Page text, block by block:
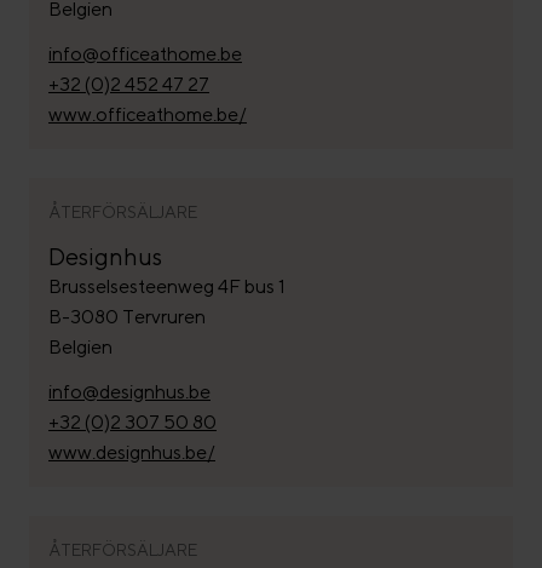
Belgien
info@officeathome.be
+32 (0)2 452 47 27
www.officeathome.be/
ÅTERFÖRSÄLJARE
Designhus
Brusselsesteenweg 4F bus 1
B-3080 Tervruren
Belgien
info@designhus.be
+32 (0)2 307 50 80
www.designhus.be/
ÅTERFÖRSÄLJARE